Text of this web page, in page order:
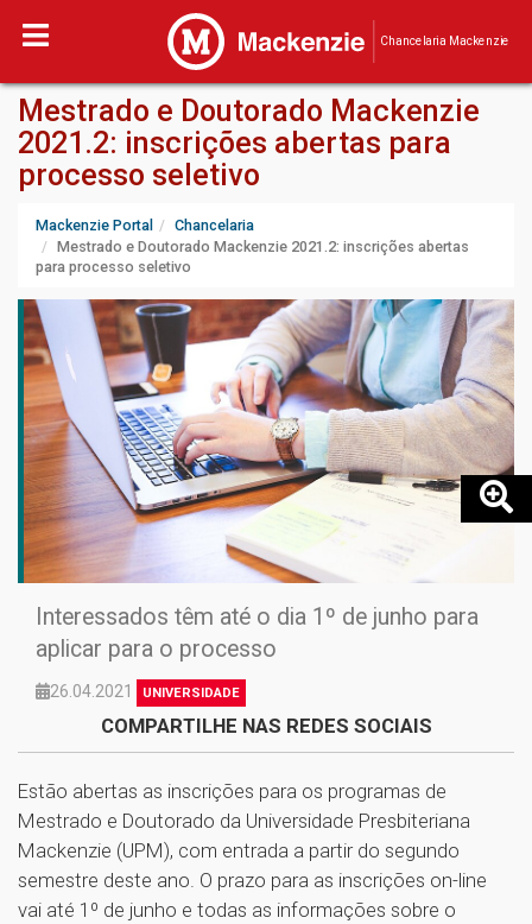
Chancelaria Mackenzie
Mestrado e Doutorado Mackenzie
2021.2: inscrições abertas para
processo seletivo
Mackenzie Portal
Chancelaria
Mestrado e Doutorado Mackenzie 2021.2: inscrições abertas
para processo seletivo
Interessados têm até o dia 1º de junho para
aplicar para o processo
26.04.2021 UNIVERSIDADE
COMPARTILHE NAS REDES SOCIAIS
Estão abertas as inscrições para os programas de
Mestrado e Doutorado da Universidade Presbiteriana
Mackenzie (UPM), com entrada a partir do segundo
semestre deste ano. O prazo para as inscrições on-line
vai até 1º de junho e todas as informações sobre o